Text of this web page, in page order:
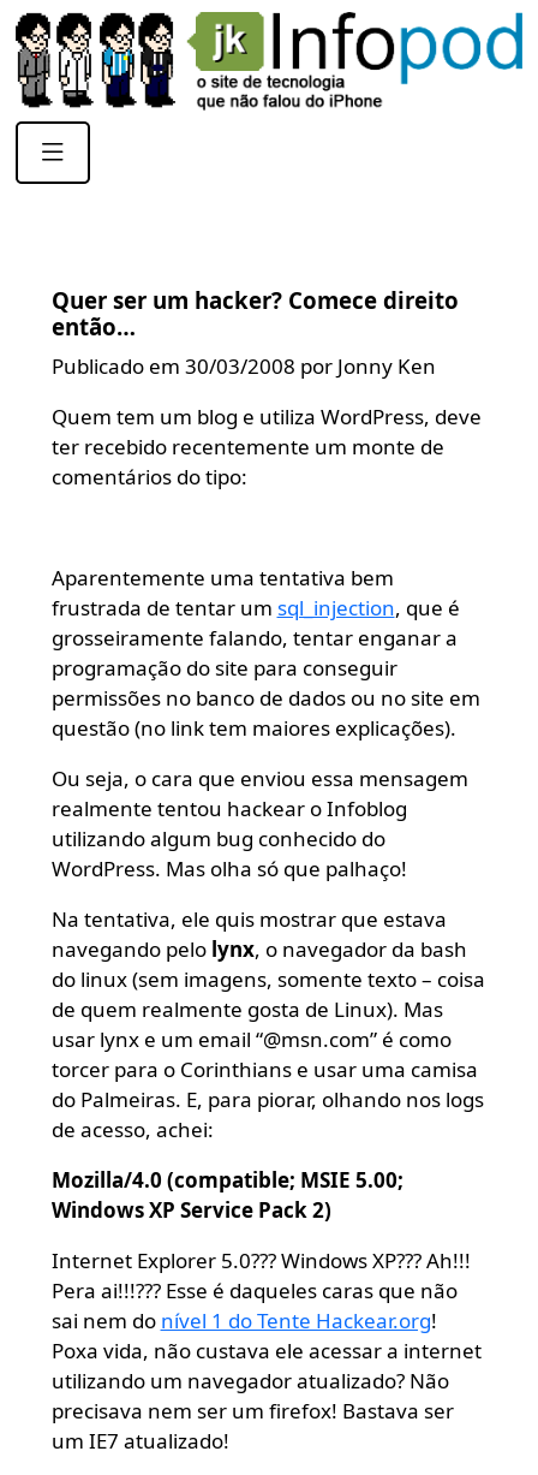
Quer ser um hacker? Comece direito
então…
Publicado em 30/03/2008 por Jonny Ken
Quem tem um blog e utiliza WordPress, deve
ter recebido recentemente um monte de
comentários do tipo:
Aparentemente uma tentativa bem
frustrada de tentar um sql_injection, que é
grosseiramente falando, tentar enganar a
programação do site para conseguir
permissões no banco de dados ou no site em
questão (no link tem maiores explicações).
Ou seja, o cara que enviou essa mensagem
realmente tentou hackear o Infoblog
utilizando algum bug conhecido do
WordPress. Mas olha só que palhaço!
Na tentativa, ele quis mostrar que estava
navegando pelo lynx, o navegador da bash
do linux (sem imagens, somente texto – coisa
de quem realmente gosta de Linux). Mas
usar lynx e um email “@msn.com” é como
torcer para o Corinthians e usar uma camisa
do Palmeiras. E, para piorar, olhando nos logs
de acesso, achei:
Mozilla/4.0 (compatible; MSIE 5.00;
Windows XP Service Pack 2)
Internet Explorer 5.0??? Windows XP??? Ah!!!
Pera ai!!!??? Esse é daqueles caras que não
sai nem do nível 1 do Tente Hackear.org!
Poxa vida, não custava ele acessar a internet
utilizando um navegador atualizado? Não
precisava nem ser um firefox! Bastava ser
um IE7 atualizado!